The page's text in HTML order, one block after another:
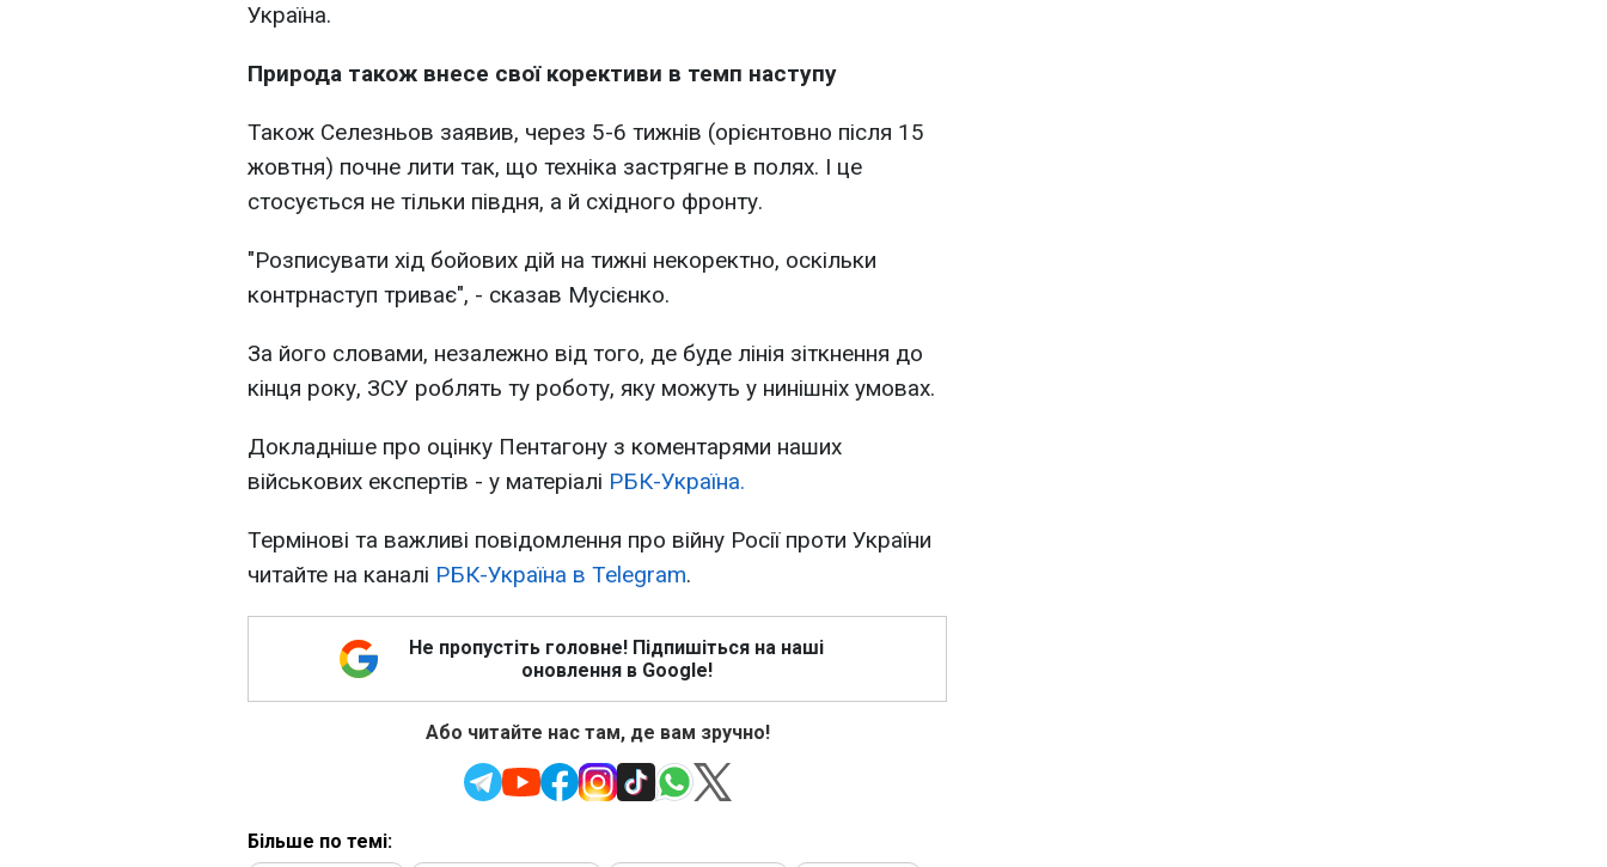
Україна.
Природа також внесе свої корективи в темп наступу
Також Селезньов заявив, через 5-6 тижнів (орієнтовно після 15
жовтня) почне лити так, що техніка застрягне в полях. І це
стосується не тільки півдня, а й східного фронту.
"Розписувати хід бойових дій на тижні некоректно, оскільки
контрнаступ триває", - сказав Мусієнко.
За його словами, незалежно від того, де буде лінія зіткнення до
кінця року, ЗСУ роблять ту роботу, яку можуть у нинішніх умовах.
Докладніше про оцінку Пентагону з коментарями наших
військових експертів - у матеріалі РБК-Україна.
Термінові та важливі повідомлення про війну Росії проти України
читайте на каналі РБК-Україна в Telegram.
Не пропустіть головне! Підпишіться на наші
оновлення в Google!
Або читайте нас там, де вам зручно!
Більше по темі: